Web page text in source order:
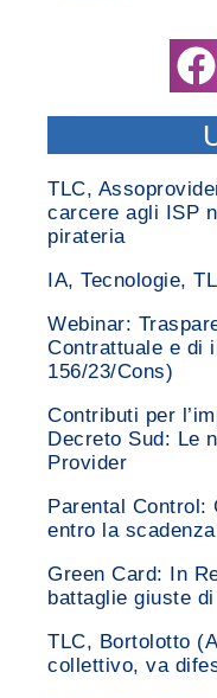
TLC,
carcere agli ISP
pirateria
IA, Tecnologie,
Webinar:
Contrattuale e di
156/23/Cons)
Contributi per
Decreto Sud: Le
Provider
Parental Control:
entro la
Green Card: In
battaglie giuste
TLC, Bortolotto
collettivo, va